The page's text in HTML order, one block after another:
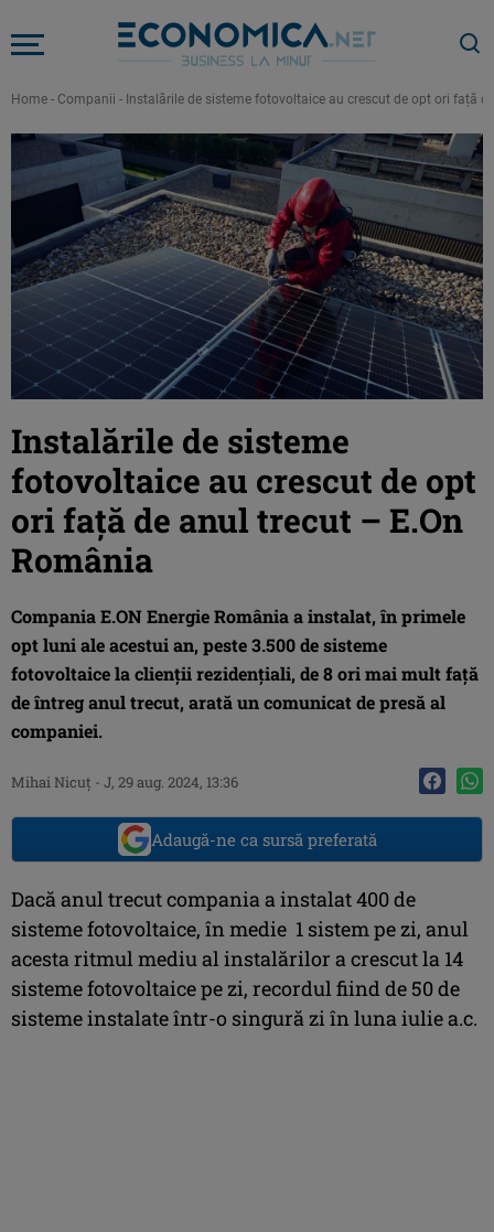
Home - Companii - Instalările de sisteme fotovoltaice au crescut de opt ori față
Instalările de sisteme
fotovoltaice au crescut de opt
ori față de anul trecut – E.On
România
Compania E.ON Energie România a instalat, în primele
opt luni ale acestui an, peste 3.500 de sisteme
fotovoltaice la clienții rezidențiali, de 8 ori mai mult față
de întreg anul trecut, arată un comunicat de presă al
companiei.
Mihai Nicuţ - J, 29 aug. 2024, 13:36
Adaugă-ne ca sursă preferată
Dacă anul trecut compania a instalat 400 de
sisteme fotovoltaice, în medie 1 sistem pe zi, anul
acesta ritmul mediu al instalărilor a crescut la 14
sisteme fotovoltaice pe zi, recordul fiind de 50 de
sisteme instalate într-o singură zi în luna iulie a.c.